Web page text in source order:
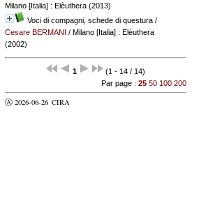
Milano [Italia] : Elèuthera (2013)
Voci di compagni, schede di questura/
Cesare BERMANI / Milano [Italia] : Elèuthera
(2002)
1
(1 - 14 / 14)
Par page : 25 50 100 200
Ⓐ 2026-06-26 CIRA